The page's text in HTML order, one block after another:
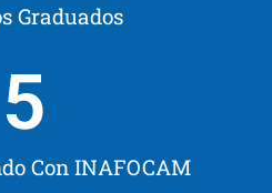
Graduados
Con INAFOCAM
5